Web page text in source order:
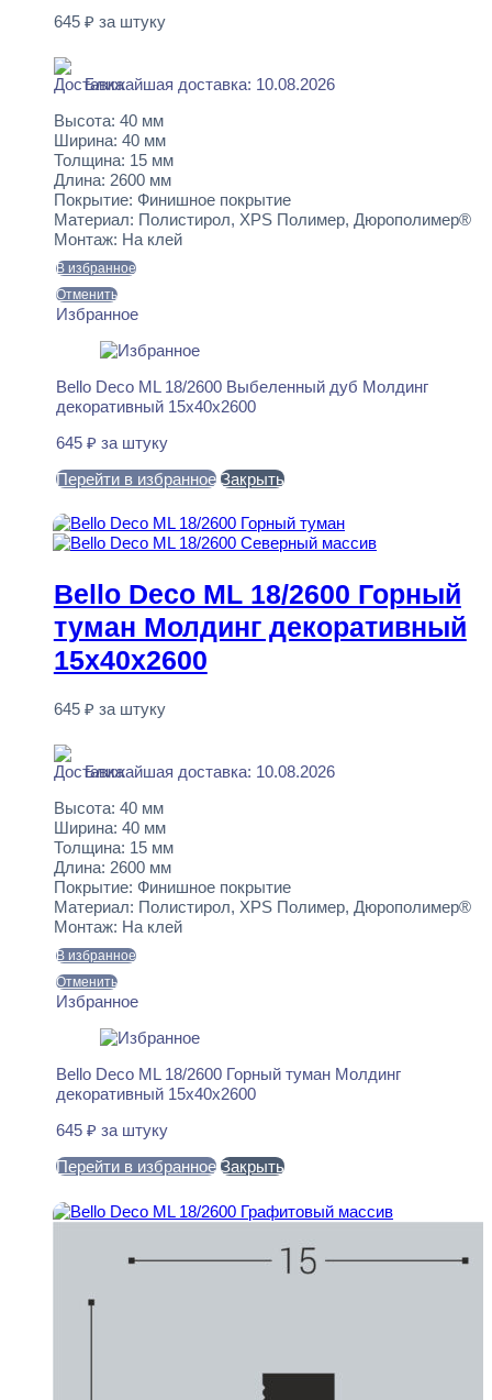
645 ₽ за штуку
Ближайшая доставка: 10.08.2026
Высота: 40 мм
Ширина: 40 мм
Толщина: 15 мм
Длина: 2600 мм
Покрытие: Финишное покрытие
Материал: Полистирол, XPS Полимер, Дюрополимер®
Монтаж: На клей
В избранное
Отменить
Избранное
Bello Deco ML 18/2600 Выбеленный дуб Молдинг
декоративный 15x40x2600
645 ₽ за штуку
Перейти в избранное Закрыть
Bello Deco ML 18/2600 Горный
туман Молдинг декоративный
15x40x2600
645 ₽ за штуку
Ближайшая доставка: 10.08.2026
Высота: 40 мм
Ширина: 40 мм
Толщина: 15 мм
Длина: 2600 мм
Покрытие: Финишное покрытие
Материал: Полистирол, XPS Полимер, Дюрополимер®
Монтаж: На клей
В избранное
Отменить
Избранное
Bello Deco ML 18/2600 Горный туман Молдинг
декоративный 15x40x2600
645 ₽ за штуку
Перейти в избранное Закрыть